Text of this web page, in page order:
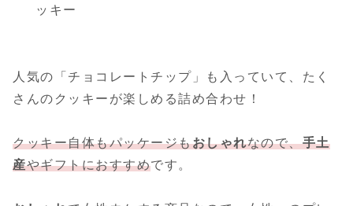
ッキー
人気の「チョコレートチップ」も入っていて、たく
さんのクッキーが楽しめる詰め合わせ！
クッキー自体もパッケージもおしゃれなので、手土
産やギフトにおすすめです。